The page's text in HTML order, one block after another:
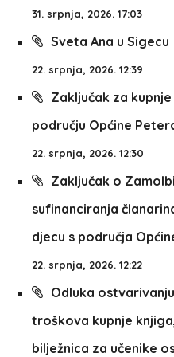
31. srpnja, 2026. 17:03
Sveta Ana u Sigecu
22. srpnja, 2026. 12:39
Zaključak za
području Općine
22. srpnja, 2026. 12:30
Zaključak o
sufinanciranja
djecu s područja
22. srpnja, 2026. 12:22
Odluka
troškova kupnje
bilježnica za učenike